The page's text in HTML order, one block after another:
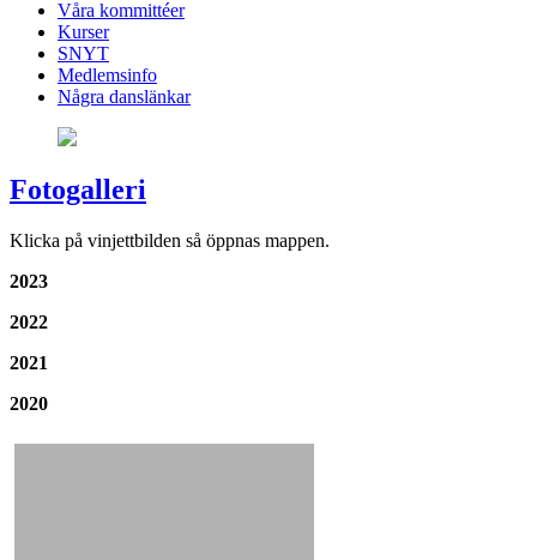
Våra kommittéer
Kurser
SNYT
Medlemsinfo
Några danslänkar
Fotogalleri
Klicka på vinjettbilden så öppnas mappen.
2023
2022
2021
2020